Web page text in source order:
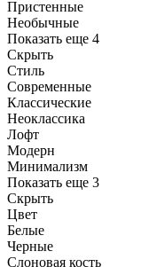
Пристенные
Необычные
Показать еще 4
Скрыть
Стиль
Современные
Классические
Неоклассика
Лофт
Модерн
Минимализм
Показать еще 3
Скрыть
Цвет
Белые
Черные
Слоновая кость